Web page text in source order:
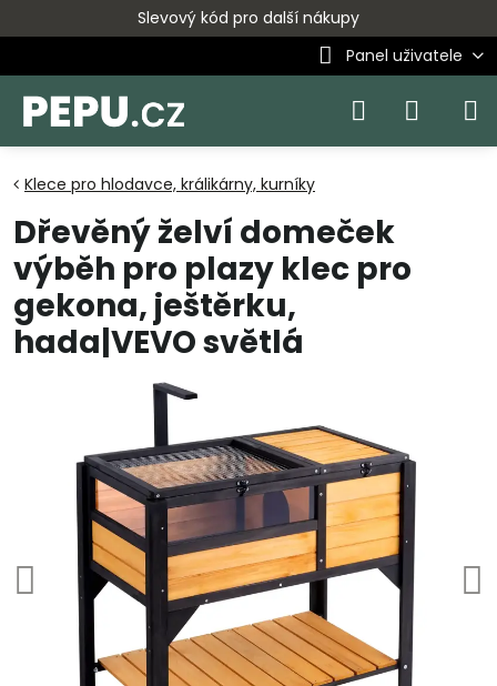
Slevový kód pro další nákupy
Panel uživatele
Klece pro hlodavce, králikárny, kurníky
Dřevěný želví domeček
výběh pro plazy klec pro
gekona, ještěrku,
hada|VEVO světlá